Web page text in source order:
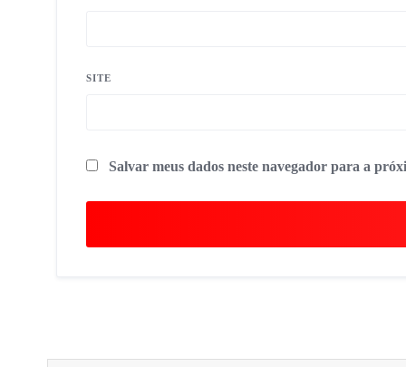
SITE
Salvar meus dados neste navegador para a